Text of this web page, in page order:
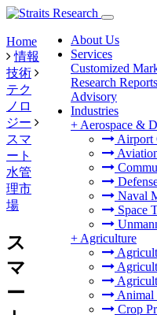
About Us
Services
Customized
Research Reports
Advisory
Industries
+ Aerospace &
Airport
Naval
Space
+ Agriculture
Animal
Crop
Home
情報
技術
テク
ノロ
ジー
スマ
ート
水管
理市
場
ス
マ
ー